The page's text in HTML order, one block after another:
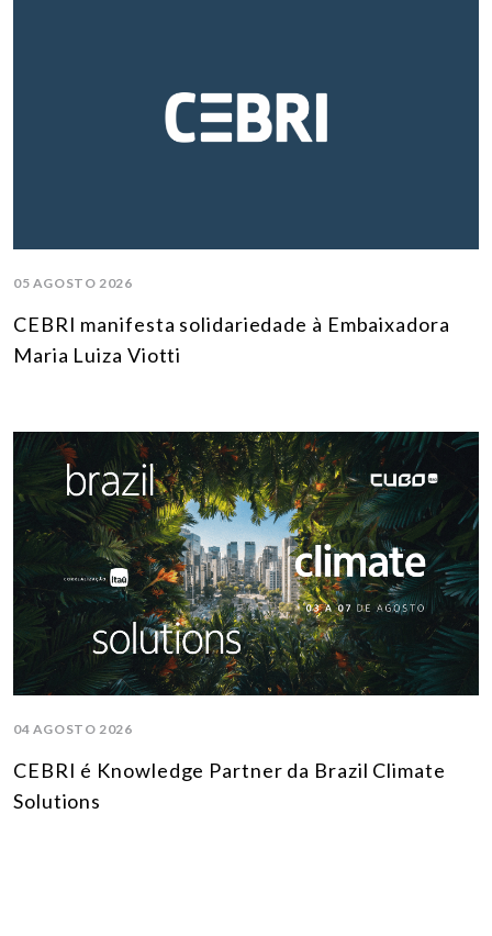
05 AGOSTO 2026
CEBRI manifesta solidariedade à Embaixadora
Maria Luiza Viotti
04 AGOSTO 2026
CEBRI é Knowledge Partner da Brazil Climate
Solutions